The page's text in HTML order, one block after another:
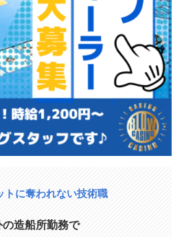
トに奪われない技術職
の造船所勤務で